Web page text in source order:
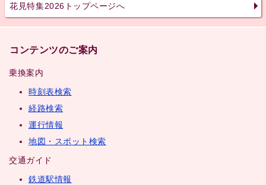
花見特集2026トップページへ
コンテンツのご案内
乗換案内
時刻表検索
経路検索
運行情報
地図・スポット検索
交通ガイド
鉄道駅情報